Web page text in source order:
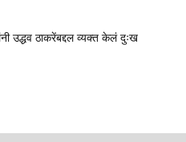
उद्धव ठाकरेंबद्दल व्यक्त केलं दुःख